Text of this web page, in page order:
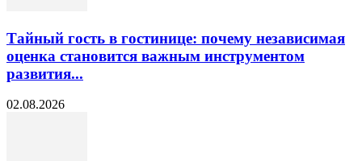
Тайный гость в гостинице: почему независимая
оценка становится важным инструментом
развития...
02.08.2026